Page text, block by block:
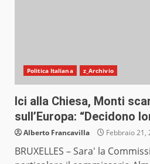
Politica Italiana z_Archivio
Ici alla Chiesa, Monti
sull’Europa: “Decidono
Alberto Francavilla Febbraio 21,
BRUXELLES – Sara' la